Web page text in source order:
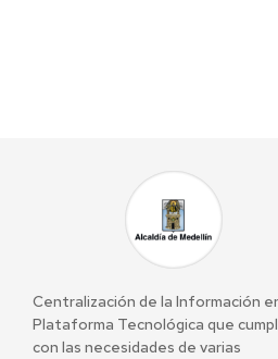
Centralización de la Información
Plataforma Tecnológica que
con las necesidades de varias